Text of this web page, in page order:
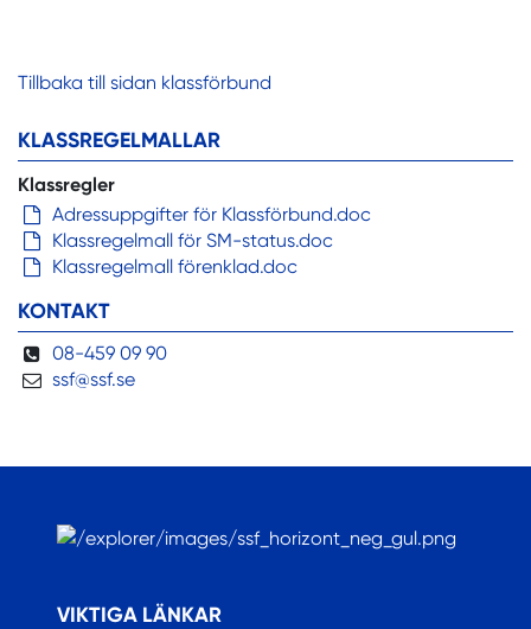
KLASSREGELMALLAR
Klassregler
Adressuppgifter för Klassförbund.doc
Klassregelmall för SM-status.doc
Klassregelmall förenklad.doc
KONTAKT
08-459 09 90
ssf@ssf.se
Tillbaka till sidan klassförbund
VIKTIGA LÄNKAR